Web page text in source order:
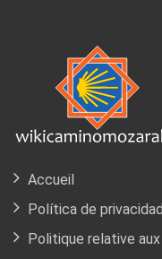
Accueil
Política de privacidad
Politique relative